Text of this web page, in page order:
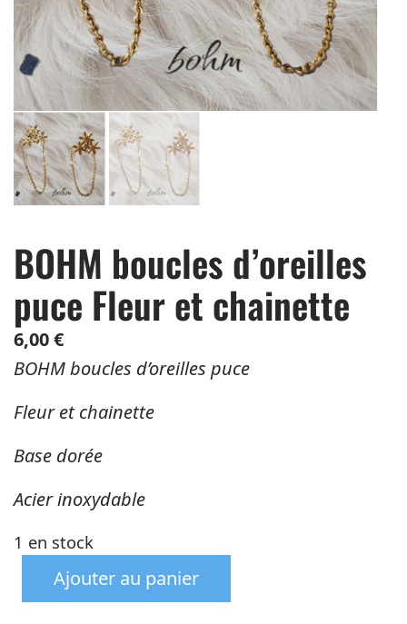
BOHM boucles d’oreilles
puce Fleur et chainette
6,00€
BOHM boucles d’oreilles puce
Fleur et chainette
Base dorée
Acier inoxydable
1 en stock
quantité
Ajouter au panier